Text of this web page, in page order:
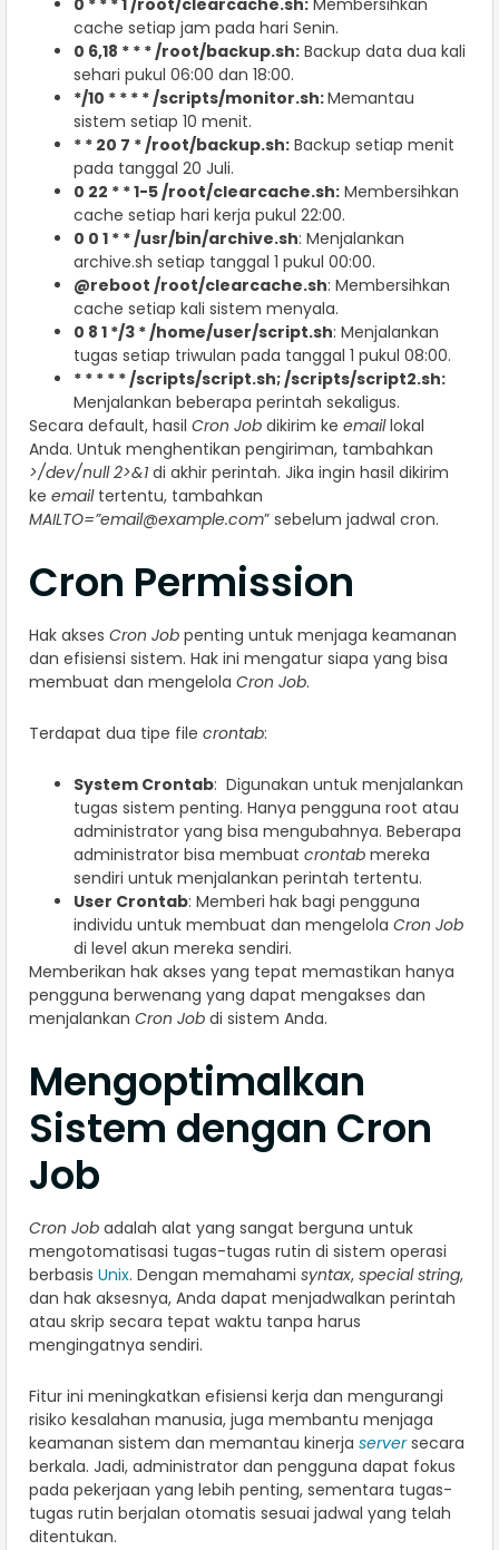
0 * * * 1 /root/clearcache.sh: Membersihkan
cache setiap jam pada hari Senin.
0 6,18 * * * /root/backup.sh: Backup data dua kali
sehari pukul 06:00 dan 18:00.
*/10 * * * * /scripts/monitor.sh:Memantau
sistem setiap 10 menit.
* * 20 7 * /root/backup.sh: Backup setiap menit
pada tanggal 20 Juli.
0 22 * * 1-5 /root/clearcache.sh: Membersihkan
cache setiap hari kerja pukul 22:00.
0 0 1 * * /usr/bin/archive.sh: Menjalankan
archive.sh setiap tanggal 1 pukul 00:00.
@reboot /root/clearcache.sh: Membersihkan
cache setiap kali sistem menyala.
0 8 1 */3 * /home/user/script.sh: Menjalankan
tugas setiap triwulan pada tanggal 1 pukul 08:00.
* * * * * /scripts/script.sh; /scripts/script2.sh:
Menjalankan beberapa perintah sekaligus.
Secara default, hasil Cron Job dikirim ke emaillokal
Anda. Untuk menghentikan pengiriman, tambahkan
>/dev/null 2>&1 di akhir perintah. Jika ingin hasil dikirim
ke emailtertentu, tambahkan
MAILTO=”email@example.com” sebelum jadwal cron.
Cron Permission
Hak akses Cron Job penting untuk menjaga keamanan
dan efisiensi sistem. Hak ini mengatur siapa yang bisa
membuat dan mengelola Cron Job.
Terdapat dua tipe file crontab:
System Crontab: Digunakan untuk menjalankan
tugas sistem penting. Hanya pengguna root atau
administrator yang bisa mengubahnya. Beberapa
administrator bisa membuat crontab mereka
sendiri untuk menjalankan perintah tertentu.
User Crontab: Memberi hak bagi pengguna
individu untuk membuat dan mengelola Cron Job
di level akun mereka sendiri.
Memberikan hak akses yang tepat memastikan hanya
pengguna berwenang yang dapat mengakses dan
menjalankan Cron Job di sistem Anda.
Mengoptimalkan
Sistem dengan Cron
Job
Cron Job adalah alat yang sangat berguna untuk
mengotomatisasi tugas-tugas rutin di sistem operasi
berbasis Unix. Dengan memahami syntax, special string,
dan hak aksesnya, Anda dapat menjadwalkan perintah
atau skrip secara tepat waktu tanpa harus
mengingatnya sendiri.
Fitur ini meningkatkan efisiensi kerja dan mengurangi
risiko kesalahan manusia, juga membantu menjaga
keamanan sistem dan memantau kinerja serversecara
berkala. Jadi, administrator dan pengguna dapat fokus
pada pekerjaan yang lebih penting, sementara tugas-
tugas rutin berjalan otomatis sesuai jadwal yang telah
ditentukan.